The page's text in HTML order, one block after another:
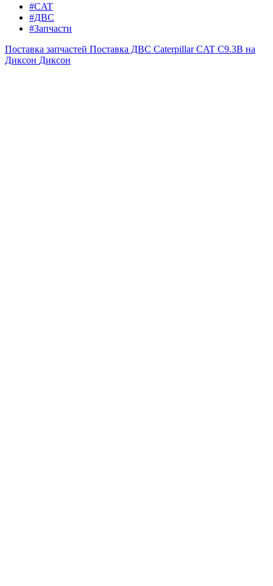
#CAT
#ДВС
#Запчасти
Поставка запчастей Поставка ДВС Caterpillar CAT C9.3B на
Диксон Диксон